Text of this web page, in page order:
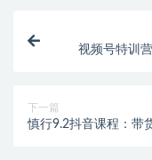
视频号特训
下一篇
慎行9.2抖音课程：带